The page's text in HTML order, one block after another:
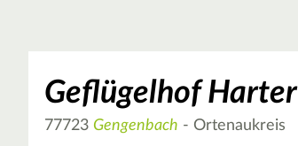
Geflügelhof Harter
77723 Gengenbach - Ortenaukreis